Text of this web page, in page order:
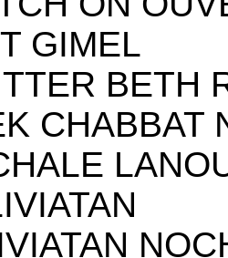
GIMEL
BETH
CHABBAT